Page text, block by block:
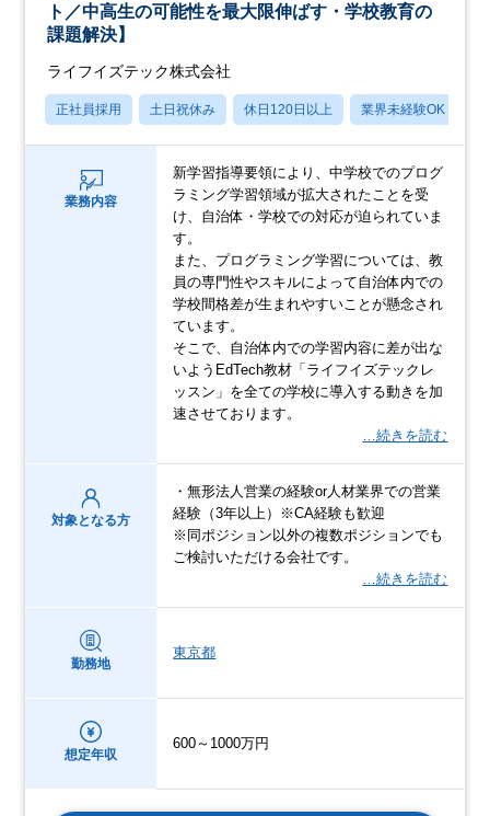
ト／中高生の可能性を最大限伸ばす・学校教育の
課題解決】
ライフイズテック株式会社
正社員採用 土日祝休み 休日120日以上 業界未経験OK
業務内容
新学習指導要領により、中学校でのプログ
ラミング学習領域が拡大されたことを受
け、自治体・学校での対応が迫られていま
す。
また、プログラミング学習については、教
員の専門性やスキルによって自治体内での
学校間格差が生まれやすいことが懸念され
ています。
そこで、自治体内での学習内容に差が出な
いようEdTech教材「ライフイズテックレ
ッスン」を全ての学校に導入する動きを加
速させております。
…続きを読む
対象となる方
・無形法人営業の経験or人材業界での営業
経験（3年以上）※CA経験も歓迎
※同ポジション以外の複数ポジションでも
ご検討いただける会社です。
…続きを読む
勤務地
東京都
想定年収
600～1000万円